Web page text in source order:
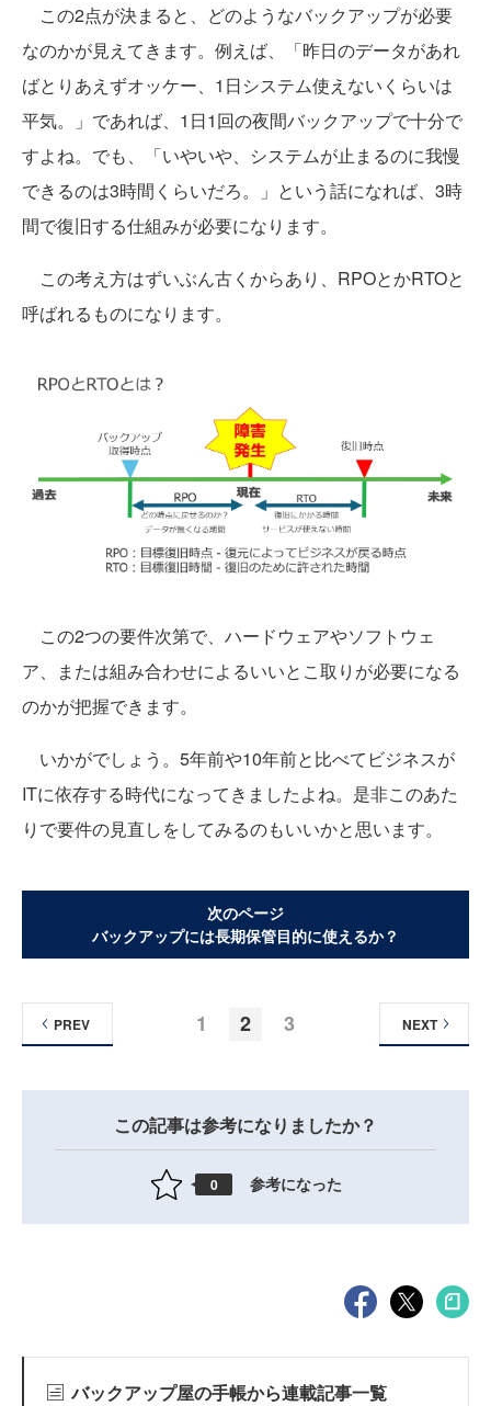
この2点が決まると、どのようなバックアップが必要
なのかが見えてきます。例えば、「昨日のデータがあれ
ばとりあえずオッケー、1日システム使えないくらいは
平気。」であれば、1日1回の夜間バックアップで十分で
すよね。でも、「いやいや、システムが止まるのに我慢
できるのは3時間くらいだろ。」という話になれば、3時
間で復旧する仕組みが必要になります。
この考え方はずいぶん古くからあり、RPOとかRTOと
呼ばれるものになります。
この2つの要件次第で、ハードウェアやソフトウェ
ア、または組み合わせによるいいとこ取りが必要になる
のかが把握できます。
いかがでしょう。5年前や10年前と比べてビジネスが
ITに依存する時代になってきましたよね。是非このあた
りで要件の見直しをしてみるのもいいかと思います。
次のページ
バックアップには長期保管目的に使えるか？
1 2 3
PREV NEXT
この記事は参考になりましたか？
0 参考になった
バックアップ屋の手帳から連載記事一覧